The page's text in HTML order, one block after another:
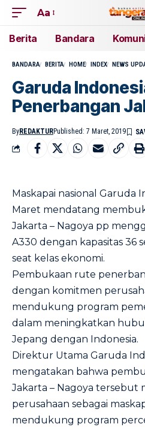
Aa
Berita Bandara
BANDARA BERITA HOME INDEX NEWS
Garuda
Penerbangan
ByREDAKTURPublished: 7 Maret, 2019
Maskapai nasional Garuda
Maret mendatang
Jakarta – Nagoya pp
A330 dengan kapasitas 36
seat kelas ekonomi.
Pembukaan rute
dengan komitmen
mendukung program
dalam meningkatkan
Jepang dengan Indonesia.
Direktur Utama Garuda
mengatakan bahwa
Jakarta – Nagoya
perusahaan sebagai
mendukung program